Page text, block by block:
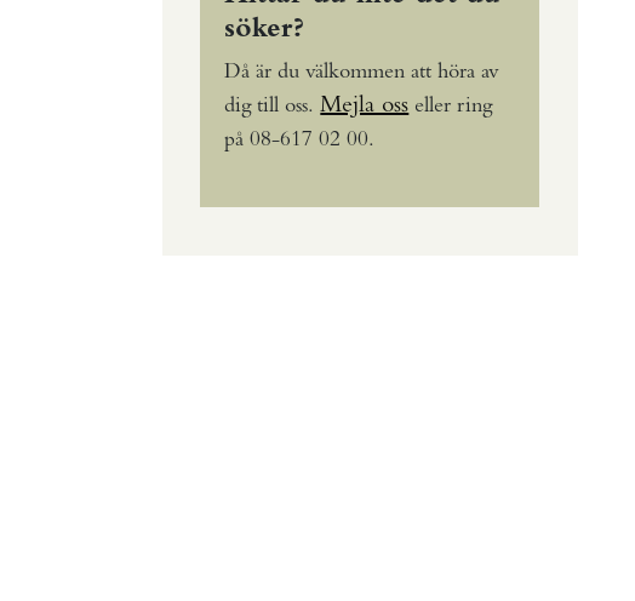
söker?
Då är du välkommen att höra av
dig till oss. Mejla oss eller ring
på 08-617 02 00.